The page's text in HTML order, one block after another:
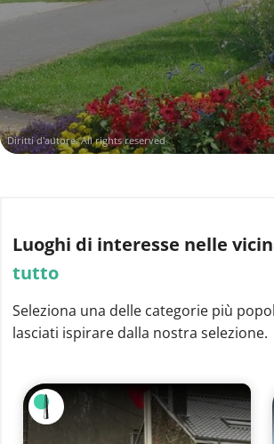
Diritti d'autore: All rights reserved
Luoghi di interesse nelle
tutto
Seleziona una delle categorie più
lasciati ispirare dalla nostra selezione.